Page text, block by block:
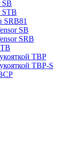
SB
STB
SRB81
SB
SRB
TBP
TBP-S